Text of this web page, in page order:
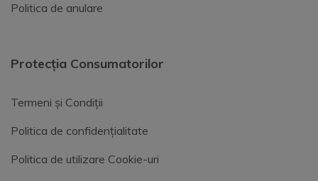
Politica de anulare
Protecția Consumatorilor
Termeni și Condiții
Politica de confidențialitate
Politica de utilizare Cookie-uri